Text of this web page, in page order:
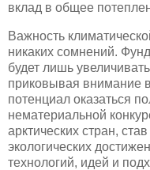
вклад в общее
Важность
никаких сомнений.
будет лишь
приковывая внимание
потенциал оказаться
нематериальной
арктических стран,
экологических
технологий, идей и